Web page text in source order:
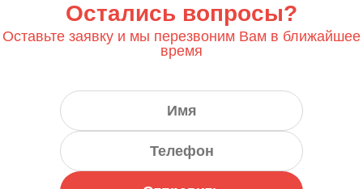
Остались вопросы?
Оставьте заявку и мы перезвоним Вам в ближайшее
время